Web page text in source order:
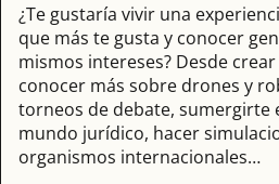
¿Te gustaría vivir una
que más te gusta y conocer
mismos intereses? Desde
conocer más sobre drones y
torneos de debate, sumergirte
mundo jurídico, hacer
organismos internacionales…